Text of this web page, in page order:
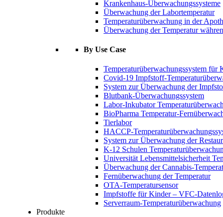
Krankenhaus-Überwachungssysteme
Überwachung der Labortemperatur
Temperaturüberwachung in der
Überwachung der Temperatur
By Use Case
Temperaturüberwachungssystem für
Covid-19 Impfstoff-
System zur Überwachung der
Blutbank-Überwachungssystem
Labor-Inkubator
BioPharma Temperatur-
Tierlabor
HACCP-
System zur Überwachung der
K-12 Schulen
Universität Lebensmittelsicherheit
Überwachung der Cannabis-
Fernüberwachung der Temperatur
OTA-Temperatursensor
Impfstoffe für Kinder – VFC-
Serverraum-Temperaturüberwachung
Produkte